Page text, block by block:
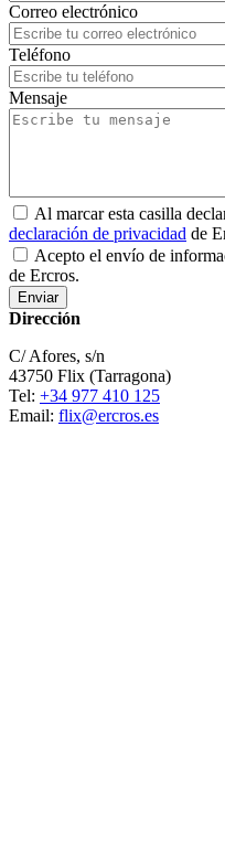
Correo electrónico
Teléfono
Mensaje
Al marcar esta casilla
declaración de privacidad de
Acepto el envío de
de Ercros.
Dirección
C/ Afores, s/n
43750 Flix (Tarragona)
Tel: +34 977 410 125
Email: flix@ercros.es